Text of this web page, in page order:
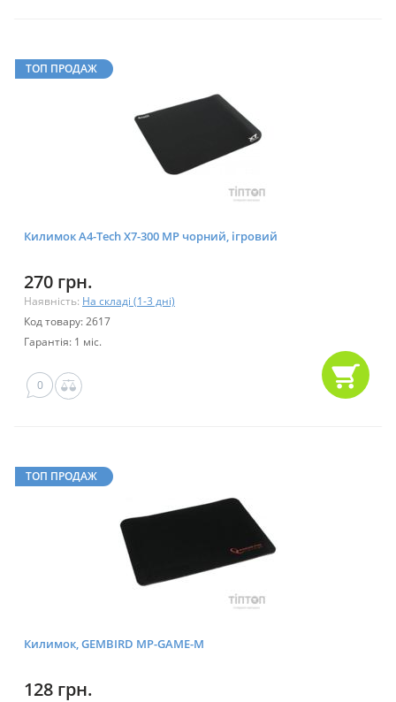
ТОП ПРОДАЖ
Килимок A4-Tech X7-300 MP чорний, ігровий
270 грн.
Наявність: На складі (1-3 дні)
Код товару: 2617
Гарантія: 1 міс.
0
ТОП ПРОДАЖ
Килимок, GEMBIRD MP-GAME-M
128 грн.